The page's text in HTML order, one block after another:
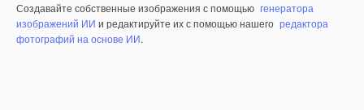
Создавайте собственные изображения с помощью генератора
изображений ИИ и редактируйте их с помощью нашего редактора
фотографий на основе ИИ.